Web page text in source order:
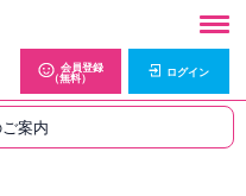
会員登録
（無料）
ログイン
案内